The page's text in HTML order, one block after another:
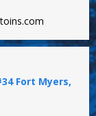
Fort Myers,